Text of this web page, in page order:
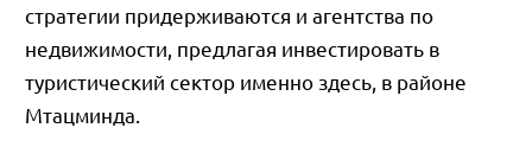
стратегии придерживаются и агентства по
недвижимости, предлагая инвестировать в
туристический сектор именно здесь, в районе
Мтацминда.